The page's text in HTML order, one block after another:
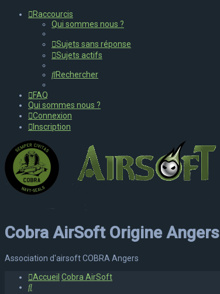
Raccourcis
Qui sommes nous ?
Sujets sans réponse
Sujets actifs
Rechercher
FAQ
Qui sommes nous ?
Connexion
Inscription
Cobra AirSoft Origine Angers
Association d'airsoft COBRA Angers
Accueil Cobra AirSoft
Rechercher